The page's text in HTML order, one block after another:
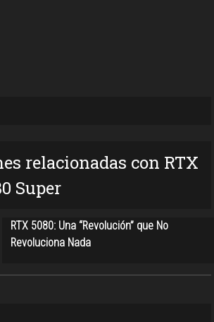
relacionadas con RTX
Super
RTX 5080: Una “Revolución” que No
Revoluciona Nada